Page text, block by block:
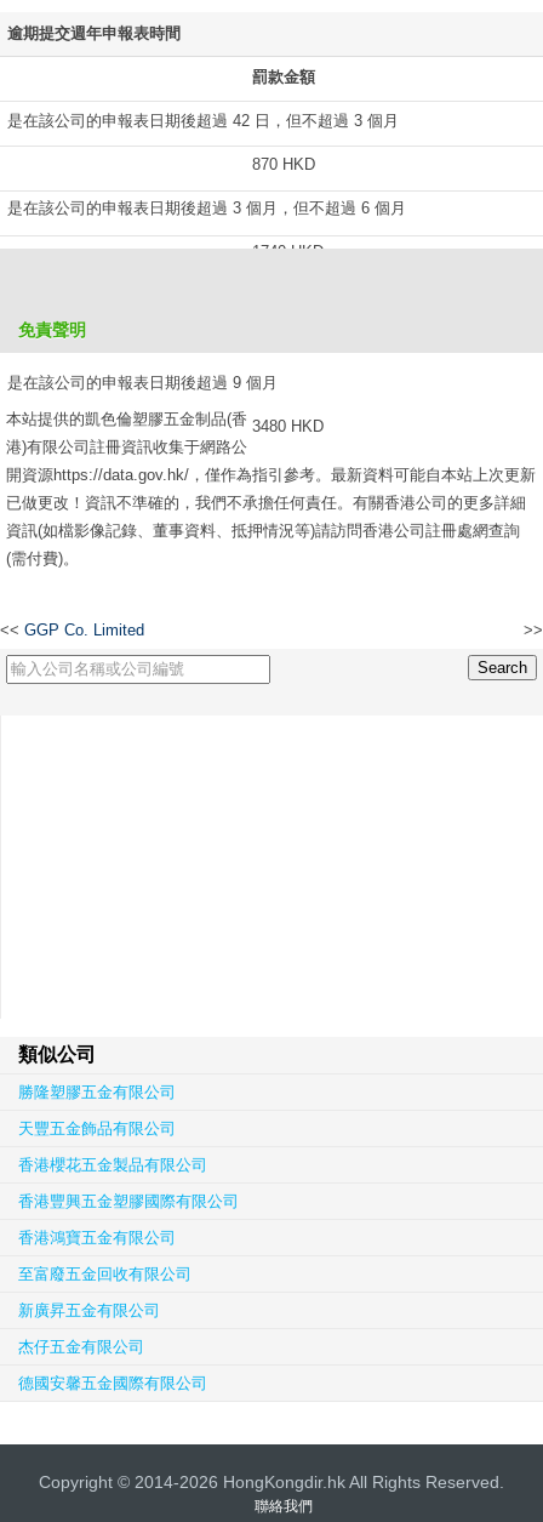
逾期提交週年申報表時間
罰款金額
是在該公司的申報表日期後超過 42 日，但不超過 3 個月
870 HKD
是在該公司的申報表日期後超過 3 個月，但不超過 6 個月
1740 HKD
是在該公司的申報表日期後超過 9 個月
3480 HKD
免責聲明
本站提供的凱色倫塑膠五金制品(香
港)有限公司註冊資訊收集于網路公
開資源https://data.gov.hk/，僅作為指引參考。最新資料可能自本站上次更新
已做更改！資訊不準確的，我們不承擔任何責任。有關香港公司的更多詳細
資訊(如檔影像記錄、董事資料、抵押情況等)請訪問香港公司註冊處網查詢
(需付費)。
<< GGP Co. Limited >>
類似公司
勝隆塑膠五金有限公司
天豐五金飾品有限公司
香港櫻花五金製品有限公司
香港豐興五金塑膠國際有限公司
香港鴻寶五金有限公司
至富廢五金回收有限公司
新廣昇五金有限公司
杰仔五金有限公司
德國安馨五金國際有限公司
Copyright © 2014-2026 HongKongdir.hk All Rights Reserved.
聯絡我們